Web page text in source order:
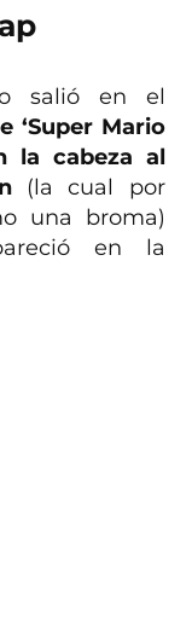
salió en el
‘Super Mario
la cabeza al
(la cual por
una broma)
en la